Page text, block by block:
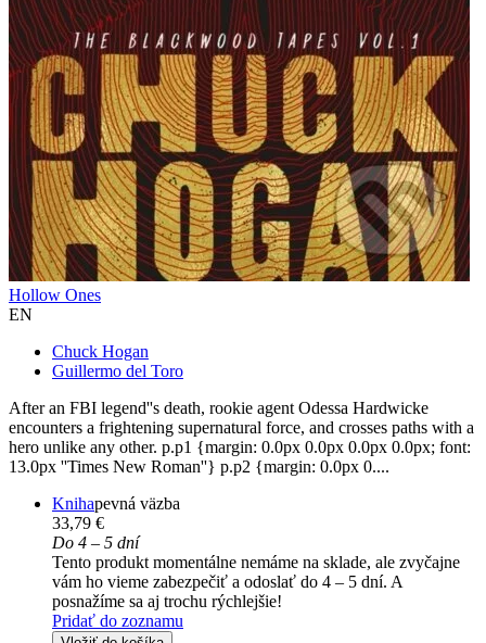
Hollow Ones
EN
Chuck Hogan
Guillermo del Toro
After an FBI legend''s death, rookie agent Odessa Hardwicke
encounters a frightening supernatural force, and crosses paths with a
hero unlike any other. p.p1 {margin: 0.0px 0.0px 0.0px 0.0px; font:
13.0px ''Times New Roman''} p.p2 {margin: 0.0px 0....
Knihapevná väzba
33,79 €
Do 4 – 5 dní
Tento produkt momentálne nemáme na sklade, ale zvyčajne
vám ho vieme zabezpečiť a odoslať do 4 – 5 dní. A
posnažíme sa aj trochu rýchlejšie!
Pridať do zoznamu